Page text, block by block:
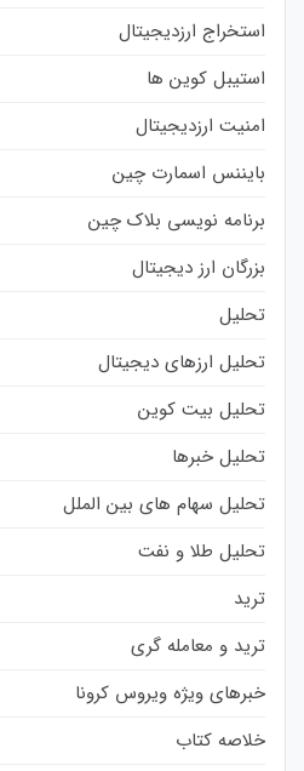
استخراج ارزدیجیتال
استیبل کوین ها
امنیت ارزدیجیتال
بایننس اسمارت چین
برنامه نویسی بلاک چین
بزرگان ارز دیجیتال
تحلیل
تحلیل ارزهای دیجیتال
تحلیل بیت کوین
تحلیل خبرها
تحلیل سهام های بین الملل
تحلیل طلا و نفت
ترید
ترید و معامله گری
خبرهای ویژه ویروس کرونا
خلاصه کتاب